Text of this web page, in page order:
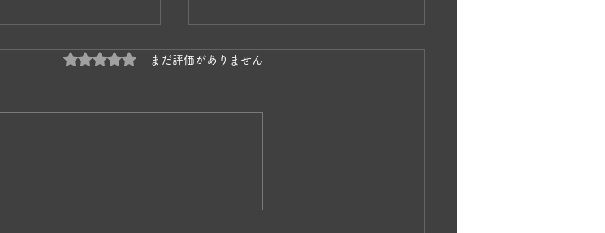
5つ星のうち0と評価されています。
まだ評価がありません